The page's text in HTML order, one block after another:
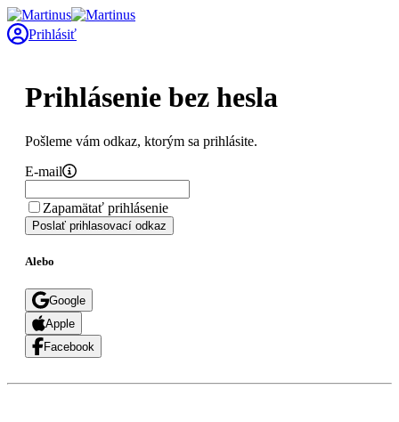
Prihlásiť
Prihlásenie bez hesla
Pošleme vám odkaz, ktorým sa prihlásite.
E-mail
Zapamätať prihlásenie
Poslať prihlasovací odkaz
Alebo
Google
Apple
Facebook